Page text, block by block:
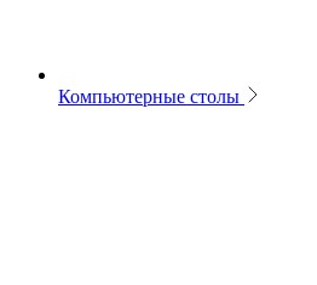
Компьютерные столы